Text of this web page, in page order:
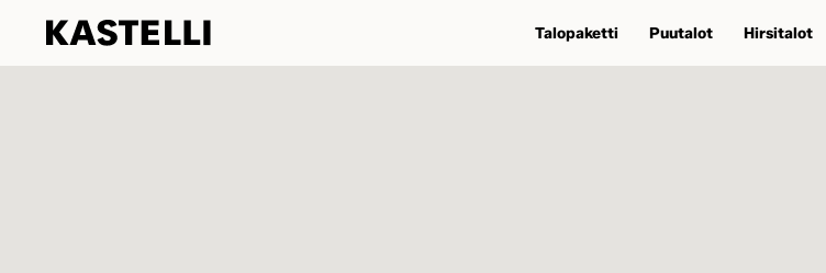
Talopaketti Puutalot Hirsitalot